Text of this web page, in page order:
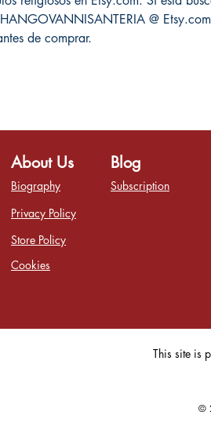
@
de comprar.
About Us
Biography
Privacy Policy
Store Policy
Cookies
Blog
Subscription
This site is
©